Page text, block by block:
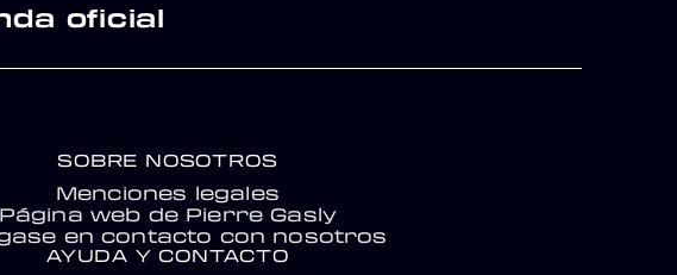
oficial
SOBRE NOSOTROS
Menciones legales
Página web de Pierre Gasly
en contacto con nosotros
AYUDA Y CONTACTO